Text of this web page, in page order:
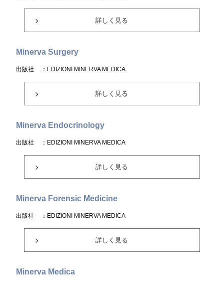
詳しく見る
Minerva Surgery
出版社 ：EDIZIONI MINERVA MEDICA
詳しく見る
Minerva Endocrinology
出版社 ：EDIZIONI MINERVA MEDICA
詳しく見る
Minerva Forensic Medicine
出版社 ：EDIZIONI MINERVA MEDICA
詳しく見る
Minerva Medica